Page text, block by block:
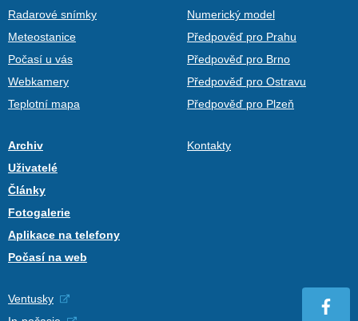
Radarové snímky
Meteostanice
Počasí u vás
Webkamery
Teplotní mapa
Numerický model
Předpověď pro Prahu
Předpověď pro Brno
Předpověď pro Ostravu
Předpověď pro Plzeň
Archiv
Uživatelé
Články
Fotogalerie
Aplikace na telefony
Počasí na web
Kontakty
Ventusky